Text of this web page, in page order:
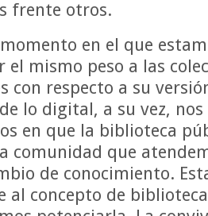
frente otros.
en el que
el mismo peso a las
con respecto a su
lo digital, a su vez,
en que la biblioteca
comunidad que
de conocimiento.
al concepto de